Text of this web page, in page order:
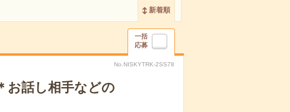
新着順
一括
応募
No.NISKYTRK-2SS78
お話し相手などの